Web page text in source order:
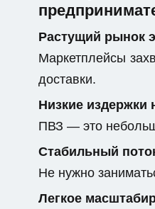
Растущий рынок
Маркетплейсы
доставки.
Низкие издержки
ПВЗ — это
Стабильный
Не нужно
Легкое